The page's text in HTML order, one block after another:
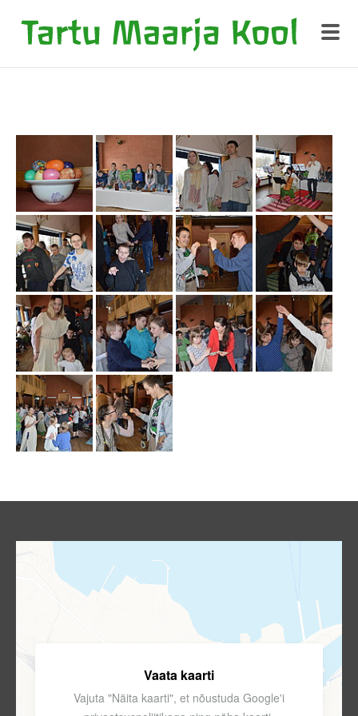
Vaata kaarti
Vajuta "Näita kaarti", et nõustuda Google'i